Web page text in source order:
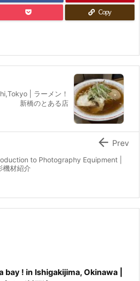
Copy
| ラーメン！
新橋のとある店
to Photography Equipment |
機材紹介
 Prev
bay ! in Ishigakijima, Okinawa |